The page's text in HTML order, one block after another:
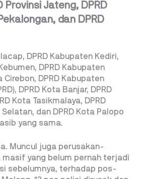
Provinsi Jateng, DPRD
dan DPRD
DPRD Kabupaten Kediri,
DPRD Kabupaten
Cirebon, DPRD Kabupaten
DPRD Kota Banjar, DPRD
Kota Tasikmalaya, DPRD
dan DPRD Kota Palopo
yang sama.
Muncul juga perusakan-
masif yang belum pernah terjadi
sebelumnya, terhadap pos-